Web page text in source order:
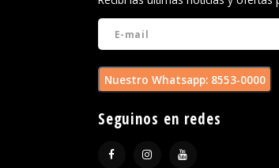
Nuestro Whatsapp: 8553-0000
Seguinos en redes